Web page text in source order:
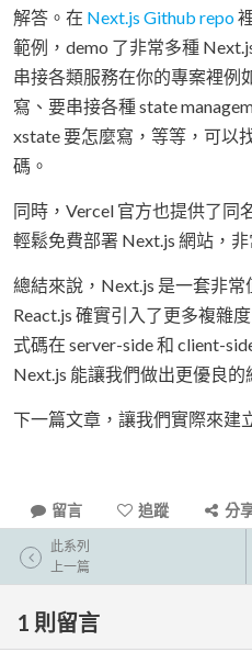
解答。在 Next.js Github repo
範例，demo 了非常多種
串接各類服務在你的專案裡例
寫、要串接各種 state
xstate 要怎麼寫，等等，可以
碼。
同時，Vercel 官方也提供了同
輕鬆免費部署 Next.js 網站，非
總結來說，Next.js 是一套非
React.js 確實引入了更多複雜
式碼在 server-side 和 client-
Next.js 能讓我們做出更優良的
下一篇文章，讓我們實際來建
留言 追蹤 分
此系列
上一篇
1 則留言